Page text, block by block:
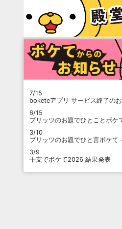
7/15
boketeアプリ サービス終了の
6/15
プリッツのお題でひとことボケ
3/10
プリッツのお題でひと言ボケて
3/9
干支でボケて2026 結果発表